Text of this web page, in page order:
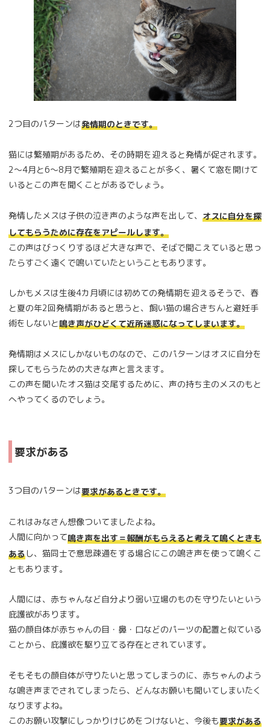
2つ目のパターンは発情期のときです。
猫には繁殖期があるため、その時期を迎えると発情が促されます。
2～4月と6～8月で繁殖期を迎えることが多く、暑くて窓を開けて
いるとこの声を聞くことがあるでしょう。
発情したメスは子供の泣き声のような声を出して、 オスに自分を探
してもらうために存在をアピールします。
この声はびっくりするほど大きな声で、そばで聞こえていると思っ
たらすごく遠くで鳴いていたということもあります。
しかもメスは生後4カ月頃には初めての発情期を迎えるそうで、春
と夏の年2回発情期があると思うと、飼い猫の場合きちんと避妊手
術をしないと鳴き声がひどくて近所迷惑になってしまいます。
発情期はメスにしかないものなので、このパターンはオスに自分を
探してもらうための大きな声と言えます。
この声を聞いたオス猫は交尾するために、声の持ち主のメスのもと
へやってくるのでしょう。
要求がある
3つ目のパターンは要求があるときです。
これはみなさん想像ついてましたよね。
人間に向かって鳴き声を出す＝報酬がもらえると考えて鳴くときも
あるし、猫同士で意思疎通をする場合にこの鳴き声を使って鳴くこ
ともあります。
人間には、赤ちゃんなど自分より弱い立場のものを守りたいという
庇護欲があります。
猫の顔自体が赤ちゃんの目・鼻・口などのパーツの配置と似ている
ことから、庇護欲を駆り立てる存在とされています。
そもそもの顔自体が守りたいと思ってしまうのに、赤ちゃんのよう
な鳴き声までされてしまったら、どんなお願いも聞いてしまいたく
なりますよね。
このお願い攻撃にしっかりけじめをつけないと、今後も要求がある